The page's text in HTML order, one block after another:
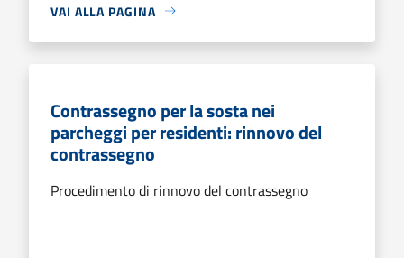
VAI ALLA PAGINA
Contrassegno per la sosta nei
parcheggi per residenti: rinnovo del
contrassegno
Procedimento di rinnovo del contrassegno